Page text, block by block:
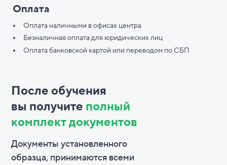
Оплата
Оплата наличными в офисах центра
Безналичная оплата для юридических лиц
Оплата банковской картой или переводом по СБП
После обучения
вы получите полный
комплект документов
Документы установленного
образца, принимаются всеми